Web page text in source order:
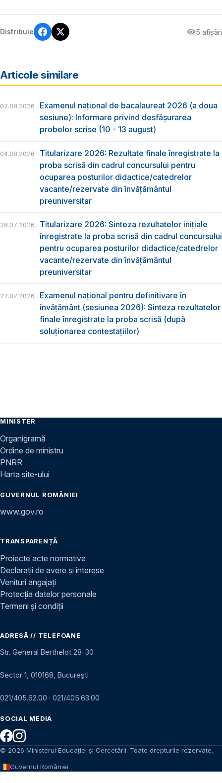
Distribuie 5 afișări
Articole similare
07.08.2026
Examenul național de bacalaureat 2026 (a doua
sesiune): Informare privind desfășurarea
probelor scrise (10 - 13 august)
04.08.2026
Titularizare 2026: Rezultate finale înregistrate la
proba scrisă din cadrul concursului pentru
ocuparea posturilor didactice/catedrelor
vacante/rezervate din învăţământul
preuniversitar
28.07.2026
Titularizare 2026: Sinteza rezultatelor inițiale
înregistrate la proba scrisă din cadrul concursului
pentru ocuparea posturilor didactice/catedrelor
vacante/rezervate din învăţământul
preuniversitar
27.07.2026
Examenul național pentru definitivare în
învățământ (sesiunea 2026): Sinteza rezultatelor
finale înregistrate la proba scrisă (după
soluționarea contestațiilor)
MINISTER
Organigramă
Ordine de ministru
PNRR
Harta site-ului
GUVERNUL ROMÂNIEI
www.gov.ro
TRANSPARENȚĂ
Proiecte acte normative
Declarații de avere și interese
Venituri angajați
Protecția datelor personale
Termeni și condiții
ADRESĂ // TELEFOANE
Str. General Berthelot 28–30
Sector 1, 010168, București
021/405.62.00 · 021/405.63.00
SOCIAL MEDIA
© 2026 Ministerul Educației și Cercetării. Toate drepturile rezervate.
Guvernul României